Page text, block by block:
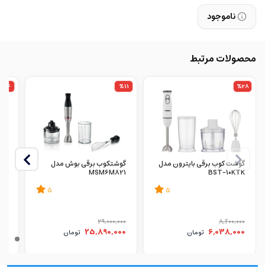
ناموجود
محصولات مرتبط
%28
گوشت کوب برقی بایترون مدل
BST-10KTK
5
8,400,000
6,038,000 تومان
%11
گوشتکوب برقی بوش مدل
MSM6M821
5
29,000,000
25,890,000 تومان
%16